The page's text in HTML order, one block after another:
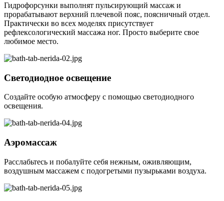
Гидрофорсунки выполнят пульсирующий массаж и
прорабатывают верхний плечевой пояс, поясничный отдел.
Практически во всех моделях присутствует
рефлексологический массажа ног. Просто выберите свое
любимое место.
Светодиодное освещение
Создайте особую атмосферу с помощью светодиодного
освещения.
Аэромассаж
Расслабьтесь и побалуйте себя нежным, оживляющим,
воздушным массажем с подогретыми пузырьками воздуха.